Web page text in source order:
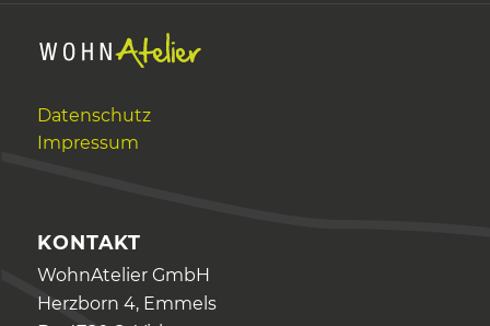
Datenschutz
Impressum
KONTAKT
WohnAtelier GmbH
Herzborn 4, Emmels